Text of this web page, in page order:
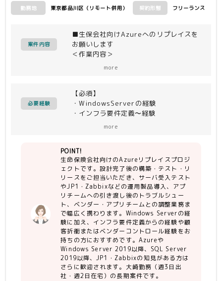
勤務地 東京都品川区（リモート併用） 契約形態 フリーランス
案件内容
■生保会社向けAzureへのリプレイスを
お願いします
＜作業内容＞
＜業務内容＞
・本番環境／本番相当環境はベンダーに
て構築／テスト
開発環境は自分たちでこれから構築
ど)
・アプリチームへサーバ引き渡し後のト
ラブルシュート
・ベンダー、アプリチームとの調整作業
more
必要経験
【必須】
・WindowsServerの経験
・インフラ要件定義〜経験
【尚可】
・Azureの経験
・WindowsServer2019 以上の知見
・SQLServer2019 以上の知見
・運用製品（JP1、Zabbixなど）
※担当者がいるため、製品の知見があれ
ばOK
more
POINT!
生命保険会社向けのAzureリプレイスプロジ
ェクトです。設計完了後の構築・テスト・リ
リースをご担当いただき、サーバ受入テスト
やJP1・Zabbixなどの運用製品導入、アプ
リチームへの引き渡し後のトラブルシュー
ト、ベンダー・アプリチームとの調整業務ま
で幅広く携わります。Windows Serverの経
験に加え、インフラ要件定義からの経験や顧
客折衝またはベンダーコントロール経験をお
持ちの方におすすめです。Azureや
Windows Server 2019以降、SQL Server
2019以降、JP1・Zabbixの知見がある方は
さらに歓迎されます。大崎勤務（週3日出
社・週2日在宅）の長期案件です。